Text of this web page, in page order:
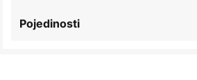
Pojedinosti